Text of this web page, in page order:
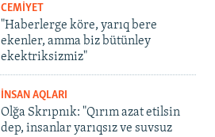
CEMİYET
"Haberlerge köre, yarıq bere
ekenler, amma biz bütünley
ekektriksizmiz"
İNSAN AQLARI
Olğa Skrıpnık: "Qırım azat etilsin
dep, insanlar yarıqsız ve suvsuz